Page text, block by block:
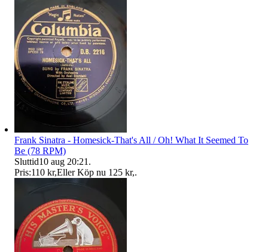
Frank Sinatra - Homesick-That's All / Oh! What It Seemed To
Be (78 RPM)
Sluttid10 aug 20:21 .
Pris:110 kr,Eller Köp nu 125 kr,.